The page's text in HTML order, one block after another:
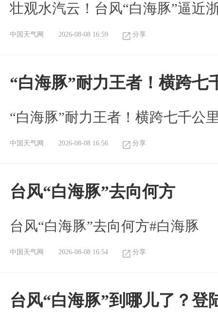
壮观水汽云！台风“白海豚”逼近
中国天气网 2026-08-08 16:59 分享
“白海豚”耐力王者！横跨七
“白海豚”耐力王者！横跨七千公
中国天气网 2026-08-08 16:56 分享
台风“白海豚”去向何方
台风“白海豚”去向何方#白海豚
中国天气网 2026-08-08 16:54 分享
台风“白海豚”到哪儿了？登